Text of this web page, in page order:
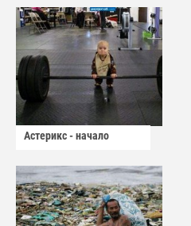
Астерикс - начало